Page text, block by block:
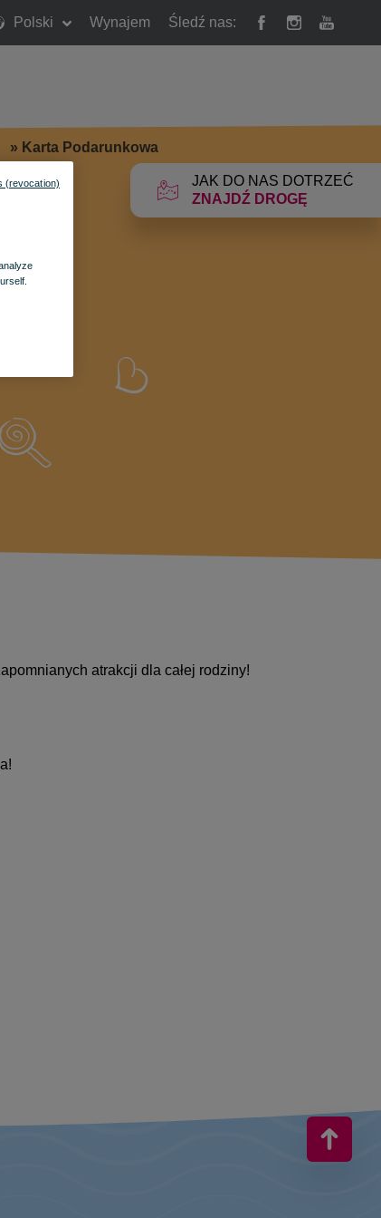
Polski Wynajem Śledź nas:
JAK DO NAS DOTRZEĆ
ZNAJDŹ DROGĘ
» Karta Podarunkowa
atrakcji dla całej rodziny!
(revocation)